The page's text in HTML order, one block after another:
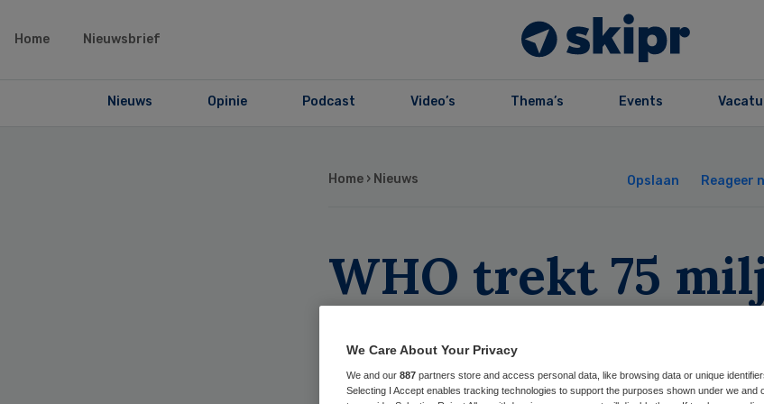
Home Nieuwsbrief
Nieuws Opinie Podcast Video’s Thema’s Events
Home › Nieuws Opslaan Reageer
WHO trekt 75
uit voor
ebola
We Care About Your Privacy
We and our 887 partners store and access personal data, like browsing data or unique
Selecting I Accept enables tracking technologies to support the purposes shown under we and